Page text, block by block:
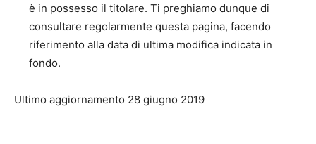
è in possesso il titolare. Ti preghiamo dunque di
consultare regolarmente questa pagina, facendo
riferimento alla data di ultima modifica indicata in
fondo.
Ultimo aggiornamento 28 giugno 2019